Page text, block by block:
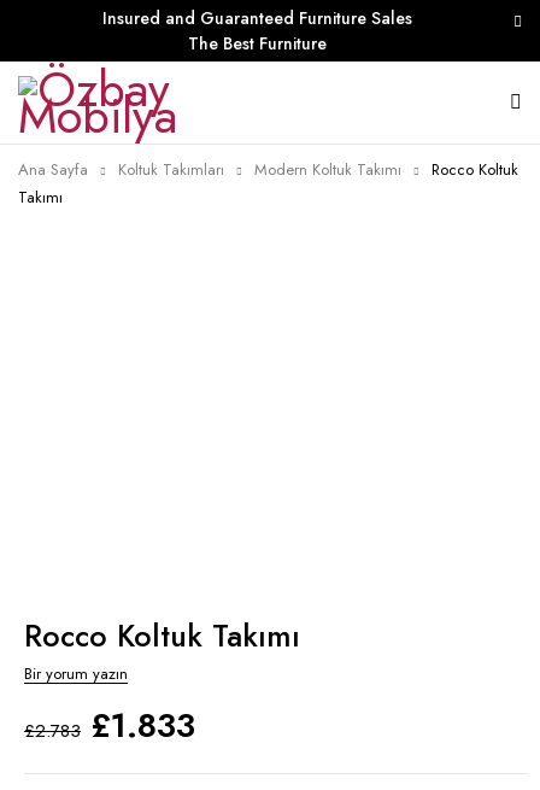
Insured and Guaranteed Furniture Sales
The Best Furniture
Ana Sayfa Koltuk Takımları Modern Koltuk Takımı
Rocco Koltuk
Takımı
Rocco Koltuk Takımı
Bir yorum yazın
£2.783 £1.833